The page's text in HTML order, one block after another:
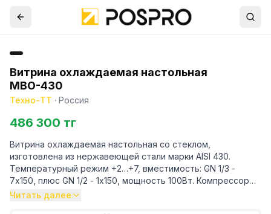
Витрина охлаждаемая настольная
МВО-430
Техно-ТТ · Россия
486 300 тг
Витрина охлаждаемая настольная со стеклом,
изготовлена из нержавеющей стали марки AISI 430.
Температурный режим +2…+7, вместимость: GN 1/3 -
7х150, плюс GN 1/2 - 1х150, мощность 100Вт. Компрессор
(Китай). Хладон R-134. Поставляется в собранном виде.
Читать далее